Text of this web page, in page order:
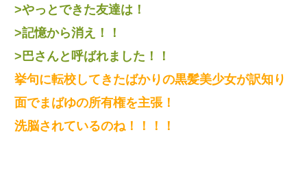
>やっとできた友達は！
>記憶から消え！！
>巴さんと呼ばれました！！
挙句に転校してきたばかりの黒髪美少女が訳知り
面でまばゆの所有権を主張！
洗脳されているのね！！！！